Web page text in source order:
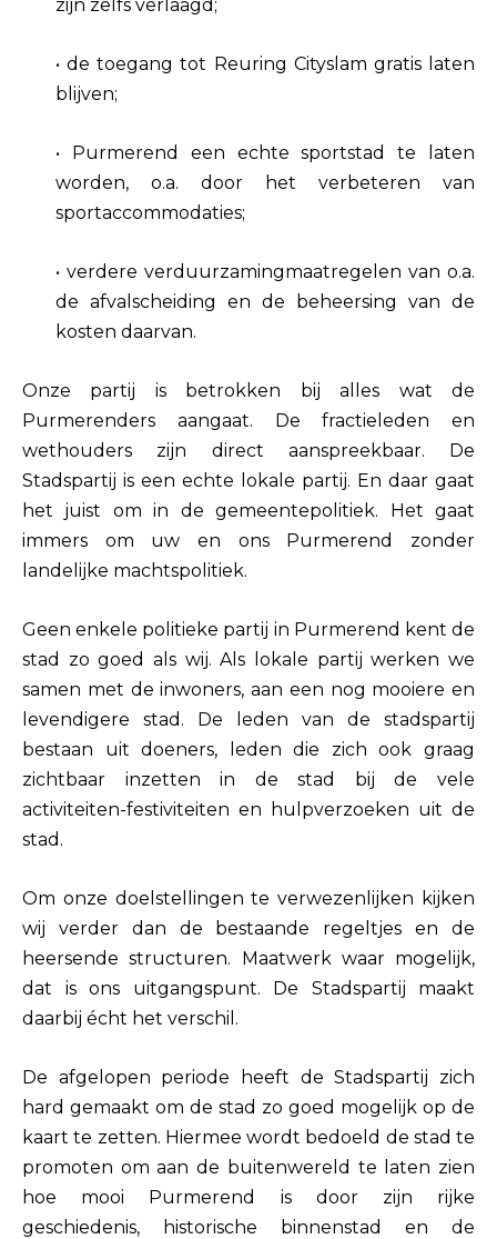
zijn zelfs verlaagd;
• de toegang tot Reuring Cityslam gratis laten
blijven;
• Purmerend een echte sportstad te laten
worden, o.a. door het verbeteren van
sportaccommodaties;
• verdere verduurzamingmaatregelen van o.a.
de afvalscheiding en de beheersing van de
kosten daarvan.
Onze partij is betrokken bij alles wat de
Purmerenders aangaat. De fractieleden en
wethouders zijn direct aanspreekbaar. De
Stadspartij is een echte lokale partij. En daar gaat
het juist om in de gemeentepolitiek. Het gaat
immers om uw en ons Purmerend zonder
landelijke machtspolitiek.
Geen enkele politieke partij in Purmerend kent de
stad zo goed als wij. Als lokale partij werken we
samen met de inwoners, aan een nog mooiere en
levendigere stad. De leden van de stadspartij
bestaan uit doeners, leden die zich ook graag
zichtbaar inzetten in de stad bij de vele
activiteiten-festiviteiten en hulpverzoeken uit de
stad.
Om onze doelstellingen te verwezenlijken kijken
wij verder dan de bestaande regeltjes en de
heersende structuren. Maatwerk waar mogelijk,
dat is ons uitgangspunt. De Stadspartij maakt
daarbij écht het verschil.
De afgelopen periode heeft de Stadspartij zich
hard gemaakt om de stad zo goed mogelijk op de
kaart te zetten. Hiermee wordt bedoeld de stad te
promoten om aan de buitenwereld te laten zien
hoe mooi Purmerend is door zijn rijke
geschiedenis, historische binnenstad en de